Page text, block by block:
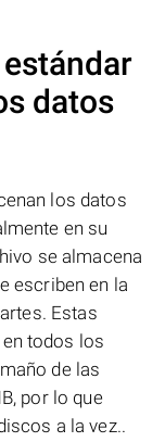
datos
los datos
en su
se almacena
escriben en la
Estas
todos los
de las
por lo que
a la vez..